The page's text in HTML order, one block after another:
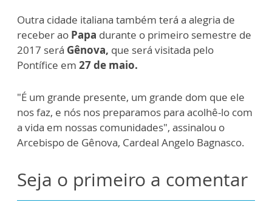
Outra cidade italiana também terá a alegria de
receber ao Papa durante o primeiro semestre de
2017 será Gênova, que será visitada pelo
Pontífice em 27 de maio.
"É um grande presente, um grande dom que ele
nos faz, e nós nos preparamos para acolhê-lo com
a vida em nossas comunidades", assinalou o
Arcebispo de Gênova, Cardeal Angelo Bagnasco.
Seja o primeiro a comentar